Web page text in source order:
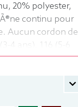
20% polyester,
continu pour
Aucun cordon de
4 ans), 116 (5-6
manche longue,